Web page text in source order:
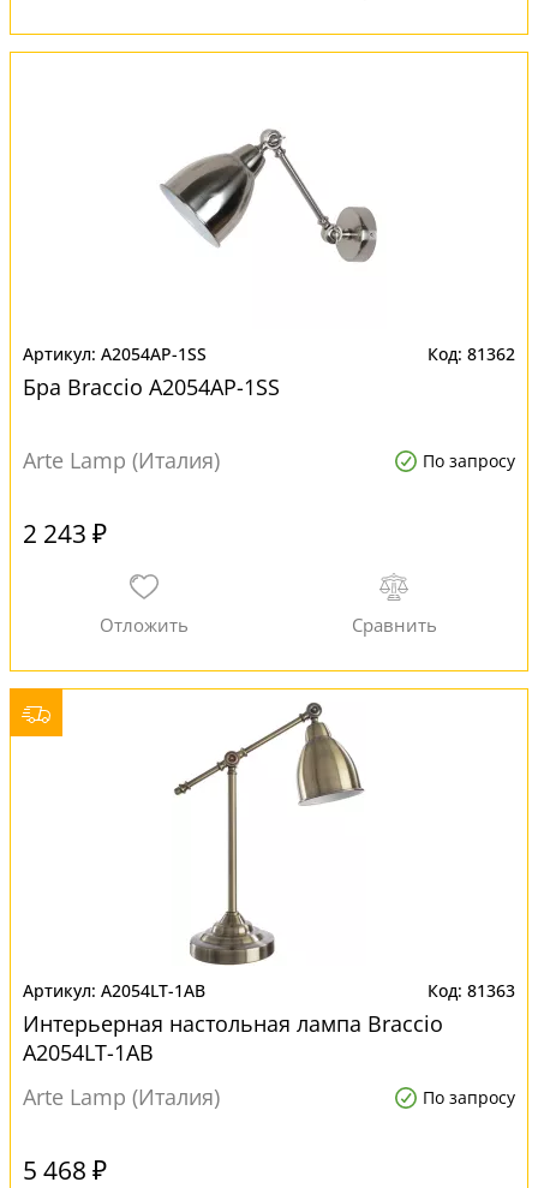
A2054AP-1SS 81362
Бра Braccio A2054AP-1SS
Arte Lamp (Италия) По запросу
2 243 ₽
A2054LT-1AB 81363
Интерьерная настольная лампа Braccio
A2054LT-1AB
Arte Lamp (Италия)
По запросу
5 468 ₽